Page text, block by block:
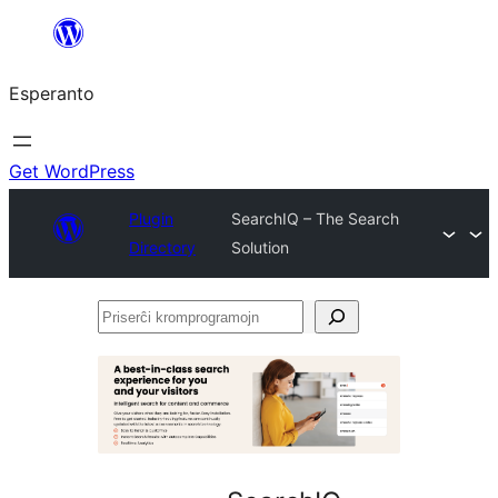
al
la
enhavo
Esperanto
Get WordPress
Plugin
Directory
SearchIQ – The Search
Solution
Priserĉi